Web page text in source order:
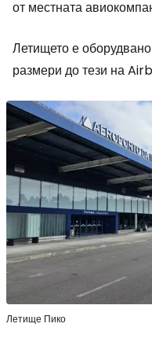
от местната
Летището е
размери до тези на
Летище Пико